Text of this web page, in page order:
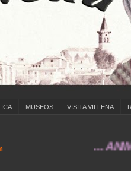
MUSEOS VISITA VILLENA
... ANÍMATE